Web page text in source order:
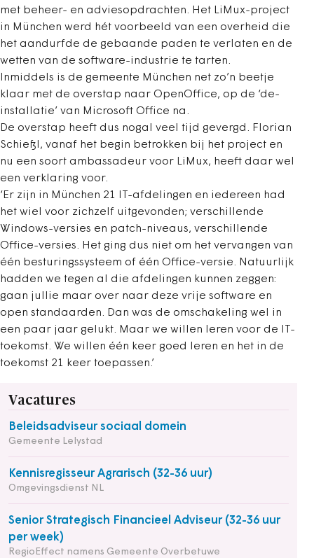
met beheer- en adviesopdrachten. Het LiMux-project
in München werd hét voorbeeld van een overheid die
het aandurfde de gebaande paden te verlaten en de
wetten van de software-industrie te tarten.
Inmiddels is de gemeente München net zo’n beetje
klaar met de overstap naar OpenOffice, op de ‘de-
installatie’ van Microsoft Office na.
De overstap heeft dus nogal veel tijd gevergd. Florian
Schießl, vanaf het begin betrokken bij het project en
nu een soort ambassadeur voor LiMux, heeft daar wel
een verklaring voor.
‘Er zijn in München 21 IT-afdelingen en iedereen had
het wiel voor zichzelf uitgevonden; verschillende
Windows-versies en patch-niveaus, verschillende
Office-versies. Het ging dus niet om het vervangen van
één besturingssysteem of één Office-versie. Natuurlijk
hadden we tegen al die afdelingen kunnen zeggen:
gaan jullie maar over naar deze vrije software en
open standaarden. Dan was de omschakeling wel in
een paar jaar gelukt. Maar we willen leren voor de IT-
toekomst. We willen één keer goed leren en het in de
toekomst 21 keer toepassen.’
Vacatures
Beleidsadviseur sociaal domein
Gemeente Lelystad
Kennisregisseur Agrarisch (32-36 uur)
Omgevingsdienst NL
Senior Strategisch Financieel Adviseur (32-36 uur
per week)
RegioEffect namens Gemeente Overbetuwe